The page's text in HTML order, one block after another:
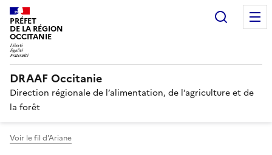
PRÉFET
DE LA RÉGION
OCCITANIE
DRAAF Occitanie
Direction régionale de l’alimentation, de l’agriculture et de
la forêt
Voir le fil d'Ariane